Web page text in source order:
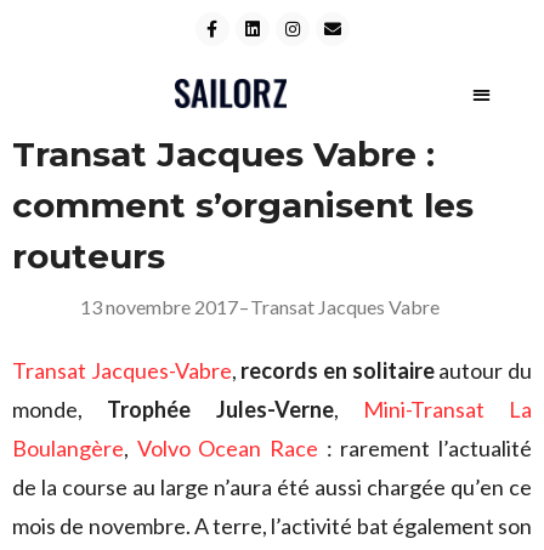
Transat Jacques Vabre :
comment s’organisent les
routeurs
13 novembre 2017–Transat Jacques Vabre
Transat Jacques-Vabre, records en solitaireautour du
monde, Trophée Jules-Verne,
Mini-Transat La
Boulangère, Volvo Ocean Race : rarement l’actualité
de la course au large n’aura été aussi chargée qu’en ce
mois de novembre. A terre, l’activité bat également son